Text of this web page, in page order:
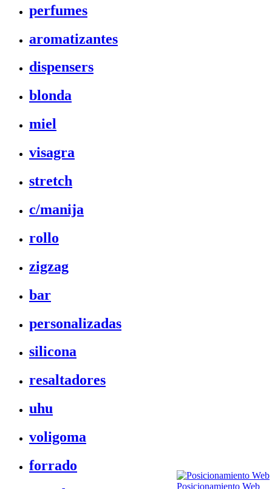
perfumes
aromatizantes
dispensers
blonda
miel
visagra
stretch
c/manija
rollo
zigzag
bar
personalizadas
silicona
resaltadores
uhu
voligoma
forrado
Posicionamiento Web